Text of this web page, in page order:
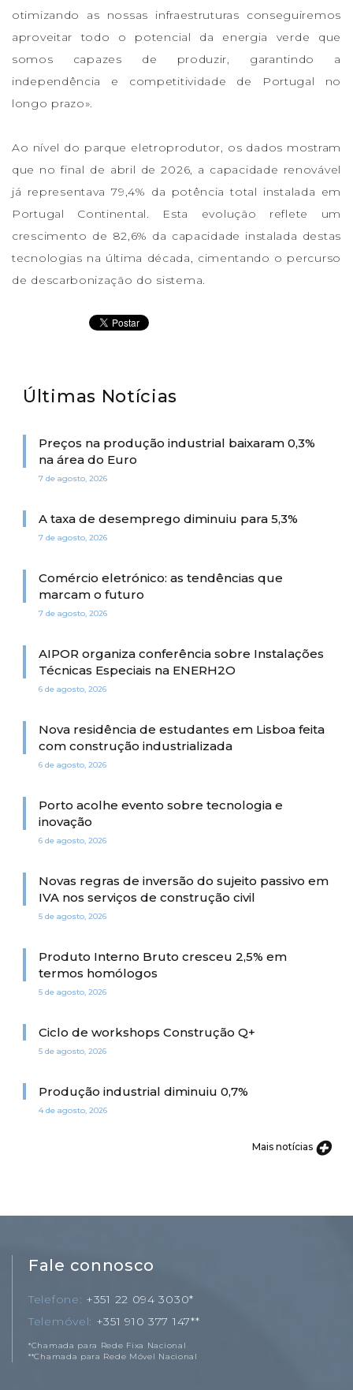
otimizando as nossas infraestruturas conseguiremos
aproveitar todo o potencial da energia verde que
somos capazes de produzir, garantindo a
independência e competitividade de Portugal no
longo prazo».
Ao nível do parque eletroprodutor, os dados mostram
que no final de abril de 2026, a capacidade renovável
já representava 79,4% da potência total instalada em
Portugal Continental. Esta evolução reflete um
crescimento de 82,6% da capacidade instalada destas
tecnologias na última década, cimentando o percurso
de descarbonização do sistema.
Últimas Notícias
Preços na produção industrial baixaram 0,3%
na área do Euro
7 de agosto, 2026
A taxa de desemprego diminuiu para 5,3%
7 de agosto, 2026
Comércio eletrónico: as tendências que
marcam o futuro
7 de agosto, 2026
AIPOR organiza conferência sobre Instalações
Técnicas Especiais na ENERH2O
6 de agosto, 2026
Nova residência de estudantes em Lisboa feita
com construção industrializada
6 de agosto, 2026
Porto acolhe evento sobre tecnologia e
inovação
6 de agosto, 2026
Novas regras de inversão do sujeito passivo em
IVA nos serviços de construção civil
5 de agosto, 2026
Produto Interno Bruto cresceu 2,5% em
termos homólogos
5 de agosto, 2026
Ciclo de workshops Construção Q+
5 de agosto, 2026
Produção industrial diminuiu 0,7%
4 de agosto, 2026
Mais notícias
Fale connosco
Telefone
+351 22 094 3030*
Telemóvel
+351 910 377 147**
*Chamada para Rede Fixa Nacional
**Chamada para Rede Móvel Nacional